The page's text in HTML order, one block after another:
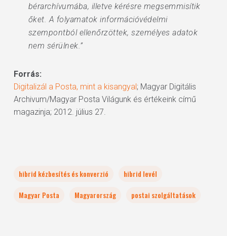
bérarchívumába, illetve kérésre megsemmisítik
őket. A folyamatok információvédelmi
szempontból ellenőrzöttek, személyes adatok
nem sérülnek.”
Forrás:
Digitalizál a Posta, mint a kisangyal; Magyar Digitális
Archivum/Magyar Posta Világunk és értékeink című
magazinja; 2012. július 27.
hibrid kézbesítés és konverzió
hibrid levél
Magyar Posta
Magyarország postai szolgáltatások